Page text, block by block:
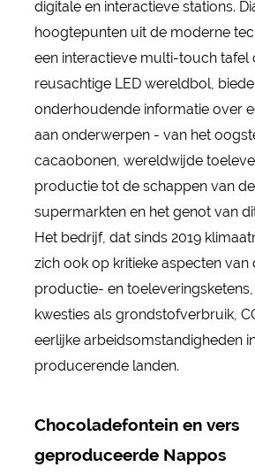
digitale en interactieve stations.
hoogtepunten uit de moderne
een interactieve multi-touch tafel
reusachtige LED wereldbol,
onderhoudende informatie over
aan onderwerpen - van het
cacaobonen, wereldwijde
productie tot de schappen van
supermarkten en het genot van
Het bedrijf, dat sinds 2019
zich ook op kritieke aspecten van
productie- en
kwesties als grondstofverbruik,
eerlijke arbeidsomstandigheden
producerende landen.
Chocoladefontein en vers
geproduceerde Nappos